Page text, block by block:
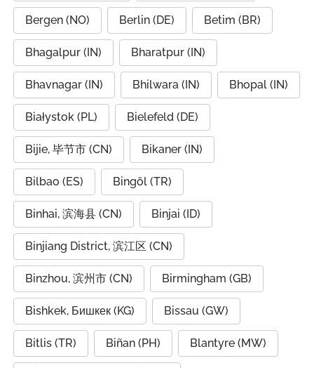
Bergen (NO) Berlin (DE) Betim (BR)
Bhagalpur (IN) Bharatpur (IN)
Bhavnagar (IN) Bhilwara (IN) Bhopal (IN)
Białystok (PL) Bielefeld (DE)
Bijie, 毕节市 (CN) Bikaner (IN)
Bilbao (ES) Bingöl (TR)
Binhai, 滨海县 (CN) Binjai (ID)
Binjiang District, 滨江区 (CN)
Binzhou, 滨州市 (CN) Birmingham (GB)
Bishkek, Бишкек (KG) Bissau (GW)
Bitlis (TR) Biñan (PH) Blantyre (MW)